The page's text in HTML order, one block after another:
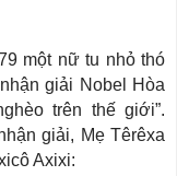
một nữ tu nhỏ thó
giải Nobel Hòa
trên thế giới”.
giải, Mẹ Têrêxa
Axixi: